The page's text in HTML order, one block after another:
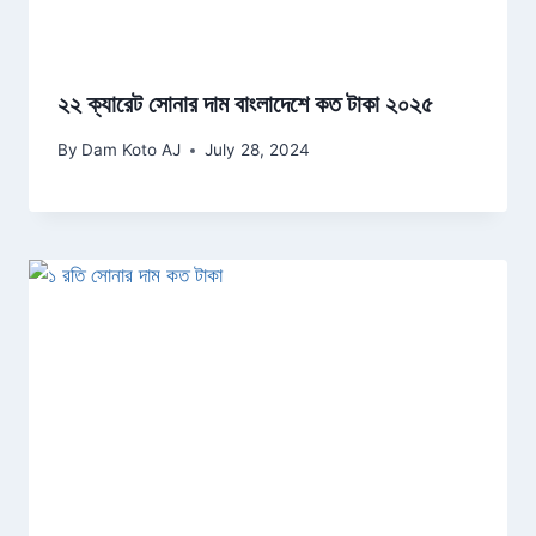
২২ ক্যারেট সোনার দাম বাংলাদেশে কত টাকা ২০২৫
By Dam Koto AJ July 28, 2024